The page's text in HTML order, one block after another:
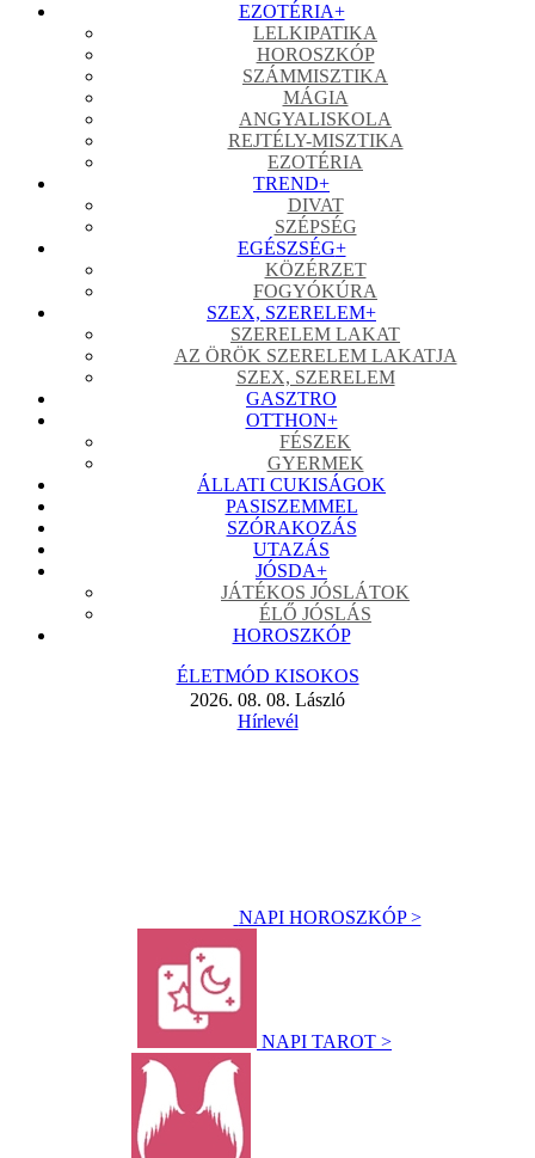
EZOTÉRIA+
LELKIPATIKA
HOROSZKÓP
SZÁMMISZTIKA
MÁGIA
ANGYALISKOLA
REJTÉLY-MISZTIKA
EZOTÉRIA
TREND+
DIVAT
SZÉPSÉG
EGÉSZSÉG+
KÖZÉRZET
FOGYÓKÚRA
SZEX, SZERELEM+
SZERELEM LAKAT
AZ ÖRÖK SZERELEM LAKATJA
SZEX, SZERELEM
GASZTRO
OTTHON+
FÉSZEK
GYERMEK
ÁLLATI CUKISÁGOK
PASISZEMMEL
SZÓRAKOZÁS
UTAZÁS
JÓSDA+
JÁTÉKOS JÓSLÁTOK
ÉLŐ JÓSLÁS
HOROSZKÓP
ÉLETMÓD KISOKOS
2026. 08. 08. László
Hírlevél
NAPI HOROSZKÓP >
NAPI TAROT >